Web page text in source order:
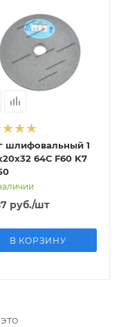
шлифовальный 1
64С F60 K7
руб./шт
В КОРЗИНУ